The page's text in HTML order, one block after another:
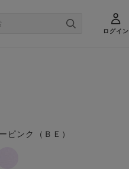
ログイン
ピンク（ＢＥ）